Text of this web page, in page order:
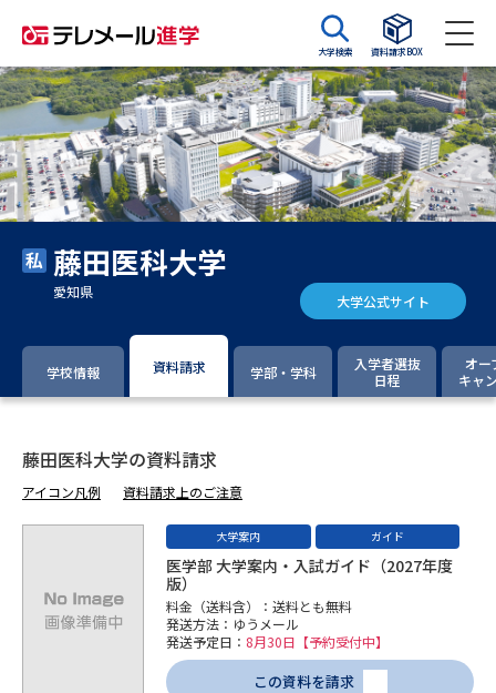
大学検索 資料請求BOX
資料請求 資料検索
大学・短大の資料種類から請求
大学パンフ
大学入学共通テスト利用選抜の
過去問題集
専門学校の資料請求
留学・進学関連、塾・予備校
大学入学共通テスト「受験案
内」の請求
大学入学共通テスト「受験上の
配慮案内」の請求
高等学校卒業程度認定試験
幼稚園教員資格認定試験 小学校教員資格認定試験
藤田医科大学
愛知県 大学公式サイト
学校情報 資料請求 学部・学科
入学者選抜
日程
オー
キャ
藤田医科大学の資料請求
アイコン凡例 資料請求上のご注意
大学案内 ガイド
医学部 大学案内・入試ガイド（2027年度
版）
料金（送料含）：送料とも無料
発送方法：ゆうメール
発送予定日： 8月30日【予約受付中】
この資料を請求